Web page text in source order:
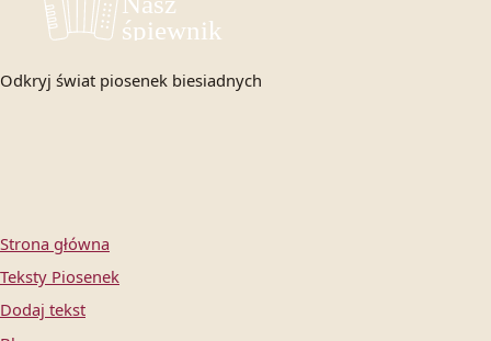
Odkryj świat piosenek biesiadnych
Strona główna
Teksty Piosenek
Dodaj tekst